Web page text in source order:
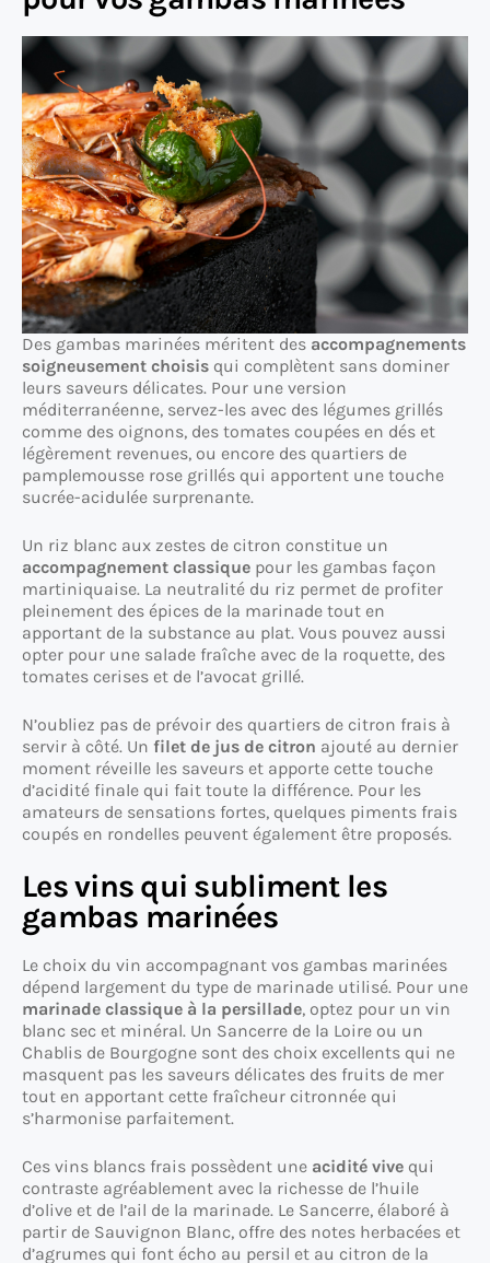
Des gambas marinées méritent des accompagnements
soigneusement choisis qui complètent sans dominer
leurs saveurs délicates. Pour une version
méditerranéenne, servez-les avec des légumes grillés
comme des oignons, des tomates coupées en dés et
légèrement revenues, ou encore des quartiers de
pamplemousse rose grillés qui apportent une touche
sucrée-acidulée surprenante.
Un riz blanc aux zestes de citron constitue un
accompagnement classique pour les gambas façon
martiniquaise. La neutralité du riz permet de profiter
pleinement des épices de la marinade tout en
apportant de la substance au plat. Vous pouvez aussi
opter pour une salade fraîche avec de la roquette, des
tomates cerises et de l’avocat grillé.
N’oubliez pas de prévoir des quartiers de citron frais à
servir à côté. Un filet de jus de citron ajouté au dernier
moment réveille les saveurs et apporte cette touche
d’acidité finale qui fait toute la différence. Pour les
amateurs de sensations fortes, quelques piments frais
coupés en rondelles peuvent également être proposés.
Les vins qui subliment les
gambas marinées
Le choix du vin accompagnant vos gambas marinées
dépend largement du type de marinade utilisé. Pour une
marinade classique à la persillade, optez pour un vin
blanc sec et minéral. Un Sancerre de la Loire ou un
Chablis de Bourgogne sont des choix excellents qui ne
masquent pas les saveurs délicates des fruits de mer
tout en apportant cette fraîcheur citronnée qui
s’harmonise parfaitement.
Ces vins blancs frais possèdent une acidité vive qui
contraste agréablement avec la richesse de l’huile
d’olive et de l’ail de la marinade. Le Sancerre, élaboré à
partir de Sauvignon Blanc, offre des notes herbacées et
d’agrumes qui font écho au persil et au citron de la